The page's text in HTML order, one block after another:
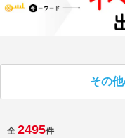
採用情報を探す
その
全 2495件